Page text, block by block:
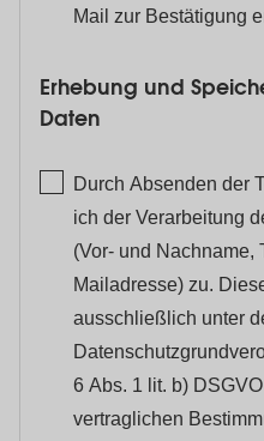
Mail zur Bestätigung
Erhebung und
Daten
Durch Absenden der
ich der Verarbeitung
(Vor- und Nachname,
Mailadresse) zu.
ausschließlich unter
6 Abs. 1 lit. b)
vertraglichen